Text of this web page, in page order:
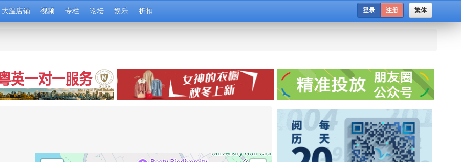
大温店铺 视频 专栏 论坛 娱乐 折扣 繁体
登录 注册